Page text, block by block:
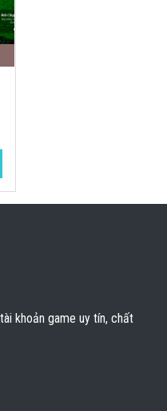
khoản game uy tín, chất